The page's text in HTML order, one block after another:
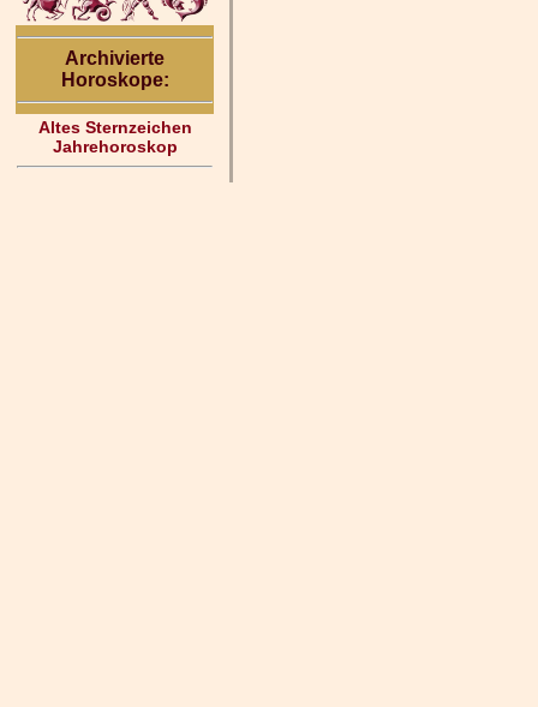
Archivierte
Horoskope:
Altes Sternzeichen
Jahrehoroskop